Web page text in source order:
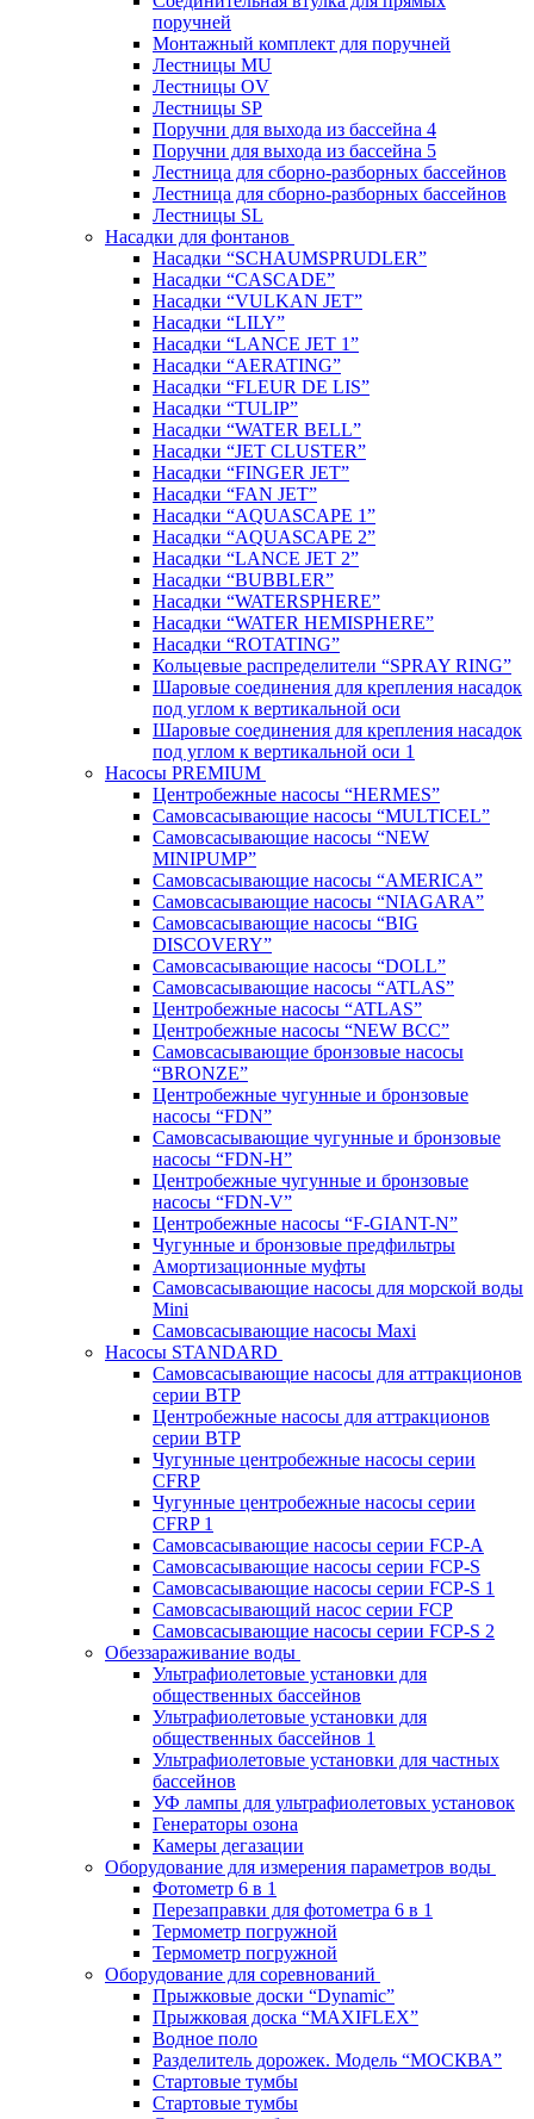
поручней
Монтажный комплект для поручней
Лестницы MU
Лестницы OV
Лестницы SP
Поручни для выхода из бассейна 4
Поручни для выхода из бассейна 5
Лестница для сборно-разборных бассейнов
Лестница для сборно-разборных бассейнов
Лестницы SL
Насадки для фонтанов
Насадки “SCHAUMSPRUDLER”
Насадки “CASCADE”
Насадки “VULKAN JET”
Насадки “LILY”
Насадки “LANCE JET 1”
Насадки “AERATING”
Насадки “FLEUR DE LIS”
Насадки “TULIP”
Насадки “WATER BELL”
Насадки “JET CLUSTER”
Насадки “FINGER JET”
Насадки “FAN JET”
Насадки “AQUASCAPE 1”
Насадки “AQUASCAPE 2”
Насадки “LANCE JET 2”
Насадки “BUBBLER”
Насадки “WATERSPHERE”
Насадки “WATER HEMISPHERE”
Насадки “ROTATING”
Кольцевые распределители “SPRAY RING”
Шаровые соединения для крепления насадок
под углом к вертикальной оси
Шаровые соединения для крепления насадок
под углом к вертикальной оси 1
Насосы PREMIUM
Центробежные насосы “HERMES”
Самовсасывающие насосы “MULTICEL”
Самовсасывающие насосы “NEW
MINIPUMP”
Самовсасывающие насосы “AMERICA”
Самовсасывающие насосы “NIAGARA”
Самовсасывающие насосы “BIG
DISCOVERY”
Самовсасывающие насосы “DOLL”
Самовсасывающие насосы “ATLAS”
Центробежные насосы “ATLAS”
Центробежные насосы “NEW BCC”
Самовсасывающие бронзовые насосы
“BRONZE”
Центробежные чугунные и бронзовые
насосы “FDN”
Самовсасывающие чугунные и бронзовые
насосы “FDN-Н”
Центробежные чугунные и бронзовые
насосы “FDN-V”
Центробежные насосы “F-GIANT-N”
Чугунные и бронзовые предфильтры
Амортизационные муфты
Самовсасывающие насосы для морской воды
Mini
Самовсасывающие насосы Maxi
Насосы STANDARD
Самовсасывающие насосы для аттракционов
серии BTP
Центробежные насосы для аттракционов
серии BTP
Чугунные центробежные насосы серии
CFRP
Чугунные центробежные насосы серии
CFRP 1
Самовсасывающие насосы серии FCP-A
Самовсасывающие насосы серии FCP-S
Самовсасывающие насосы серии FCP-S 1
Самовсасывающий насос серии FCP
Самовсасывающие насосы серии FCP-S 2
Обеззараживание воды
Ультрафиолетовые установки для
общественных бассейнов
Ультрафиолетовые установки для
общественных бассейнов 1
Ультрафиолетовые установки для частных
бассейнов
УФ лампы для ультрафиолетовых установок
Генераторы озона
Камеры дегазации
Оборудование для измерения параметров воды
Фотометр 6 в 1
Перезаправки для фотометра 6 в 1
Термометр погружной
Термометр погружной
Оборудование для соревнований
Прыжковые доски “Dynamic”
Прыжковая доска “MAXIFLEX”
Водное поло
Разделитель дорожек. Модель “МОСКВА”
Стартовые тумбы
Стартовые тумбы